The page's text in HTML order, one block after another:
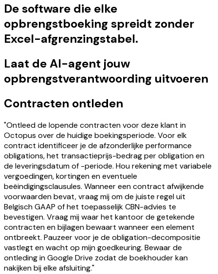
De software die elke
opbrengstboeking spreidt zonder
Excel-afgrenzingstabel.
Laat de AI-agent jouw
opbrengstverantwoording uitvoeren
Contracten ontleden
"Ontleed de lopende contracten voor deze klant in
Octopus over de huidige boekingsperiode. Voor elk
contract identificeer je de afzonderlijke performance
obligations, het transactieprijs-bedrag per obligation en
de leveringsdatum of -periode. Hou rekening met variabele
vergoedingen, kortingen en eventuele
beëindigingsclausules. Wanneer een contract afwijkende
voorwaarden bevat, vraag mij om de juiste regel uit
Belgisch GAAP of het toepasselijk CBN-advies te
bevestigen. Vraag mij waar het kantoor de getekende
contracten en bijlagen bewaart wanneer een element
ontbreekt. Pauzeer voor je de obligation-decompositie
vastlegt en wacht op mijn goedkeuring. Bewaar de
ontleding in Google Drive zodat de boekhouder kan
nakijken bij elke afsluiting."